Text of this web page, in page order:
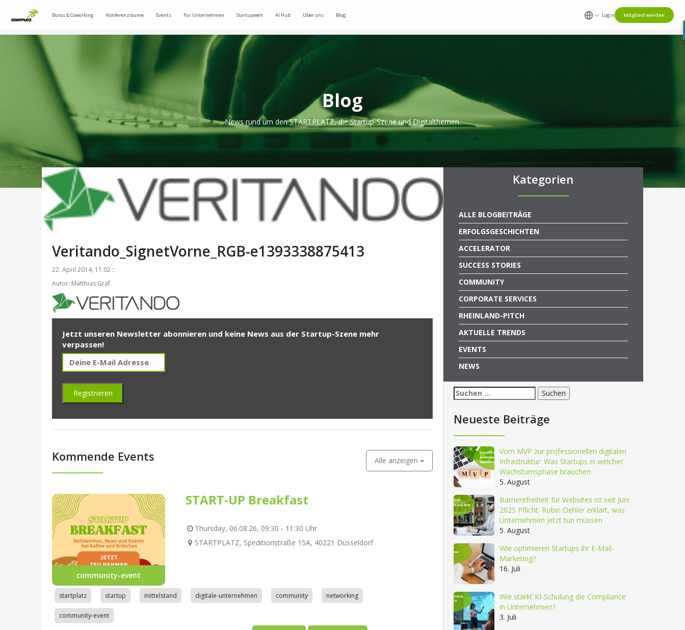
Büros & Coworking Konferenzräume Events Für Unternehmen Startupwelt AI Hub Über uns Blog Login Mitglied werden
Blog
News rund um den STARTPLATZ, die Startup-Szene und Digitalthemen.
Veritando_SignetVorne_RGB-e1393338875413
22. April 2014, 11:02 ::
Autor: Matthias Gräf
Jetzt unseren Newsletter abonnieren und keine News aus der Startup-Szene mehr
verpassen!
Kommende Events Alle anzeigen
community-event
START-UP Breakfast
Thursday, 06.08.26, 09:30 - 11:30 Uhr
STARTPLATZ, Speditionstraße 15A, 40221 Düsseldorf
startplatz startup mittelstand digitale-unternehmen community networking
community-event
Kategorien
ALLE BLOGBEITRÄGE
ERFOLGSGESCHICHTEN
ACCELERATOR
SUCCESS STORIES
COMMUNITY
CORPORATE SERVICES
RHEINLAND-PITCH
AKTUELLE TRENDS
EVENTS
NEWS
Suchen
nach:
Neueste Beiträge
Vom MVP zur professionellen digitalen
Infrastruktur: Was Startups in welcher
Wachstumsphase brauchen
5. August
Barrierefreiheit für Websites ist seit Juni
2025 Pflicht: Robin Oehler erklärt, was
Unternehmen jetzt tun müssen
5. August
Wie optimieren Startups ihr E-Mail-
Marketing?
16. Juli
Wie stärkt KI-Schulung die Compliance
in Unternehmen?
3. Juli